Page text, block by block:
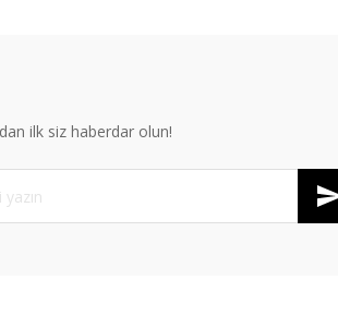
ilk siz haberdar olun!